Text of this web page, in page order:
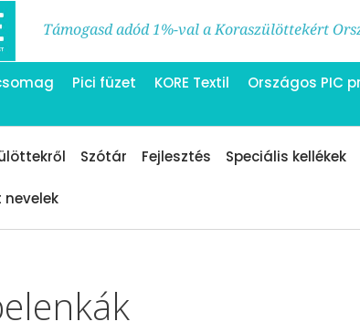
Támogasd adód 1%-val a Koraszülöttekért
Pici füzet KORE Textil Országos PIC
Szótár Fejlesztés Speciális kellékek
nevelek